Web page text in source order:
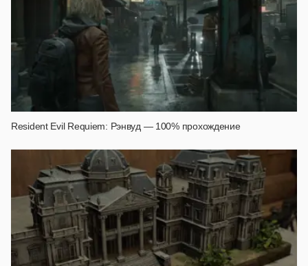
Resident Evil Requiem: Рэнвуд — 100% прохождение